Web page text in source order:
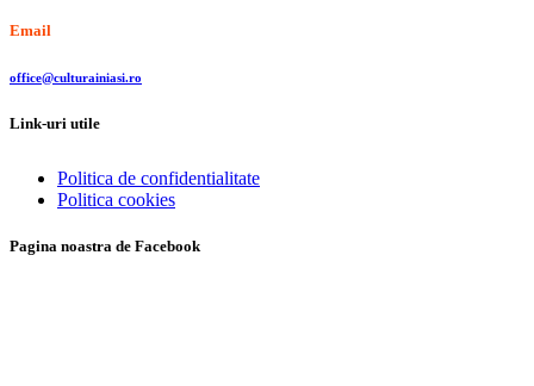
Email
office@culturainiasi.ro
Link-uri utile
Politica de confidentialitate
Politica cookies
Pagina noastra de Facebook